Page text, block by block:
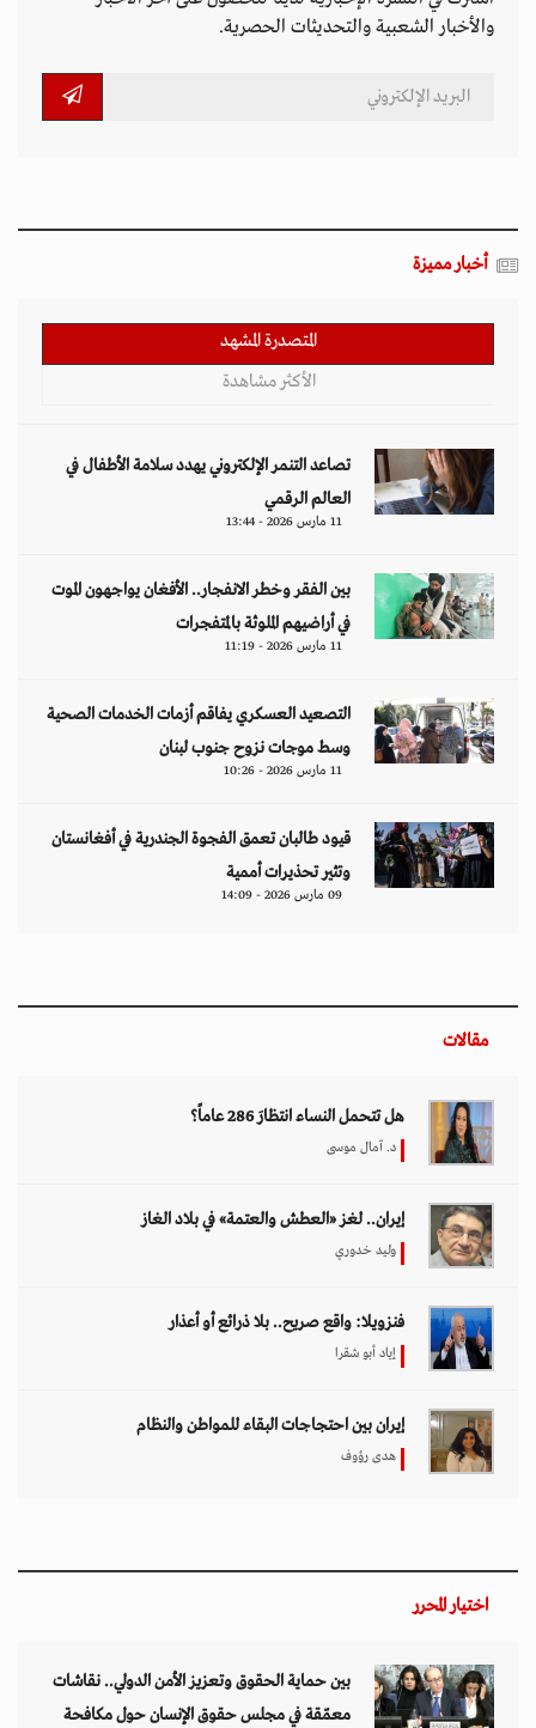
والأخبار الشعبية والتحديثات الحصرية.
أخبار مميزة
المتصدرة المشهد
الأكثر مشاهدة
تصاعد التنمر الإلكتروني يهدد سلامة الأطفال في
العالم الرقمي
11 مارس 2026 - 13:44
بين الفقر وخطر الانفجار.. الأفغان يواجهون الموت
في أراضيهم الملوثة بالمتفجرات
11 مارس 2026 - 11:19
التصعيد العسكري يفاقم أزمات الخدمات الصحية
وسط موجات نزوح جنوب لبنان
11 مارس 2026 - 10:26
قيود طالبان تعمق الفجوة الجندرية في أفغانستان
وتثير تحذيرات أممية
09 مارس 2026 - 14:09
مقالات
هل تتحمل النساء انتظارَ 286 عاماً؟
د. آمال موسى
إيران.. لغز «العطش والعتمة» في بلاد الغاز
وليد خدوري
فنزويلا: واقع صريح.. بلا ذرائع أو أعذار
إياد أبو شقرا
إيران بين احتجاجات البقاء للمواطن والنظام
هدى رؤوف
اختيار المحرر
بين حماية الحقوق وتعزيز الأمن الدولي.. نقاشات
معمّقة في مجلس حقوق الإنسان حول مكافحة